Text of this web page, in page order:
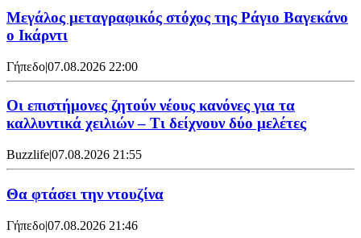
Μεγάλος μεταγραφικός στόχος της Ράγιο Βαγεκάνο
ο Ικάρντι
Γήπεδο|07.08.2026 22:00
Οι επιστήμονες ζητούν νέους κανόνες για τα
καλλυντικά χειλιών – Τι δείχνουν δύο μελέτες
Buzzlife|07.08.2026 21:55
Θα φτάσει την ντουζίνα
Γήπεδο|07.08.2026 21:46